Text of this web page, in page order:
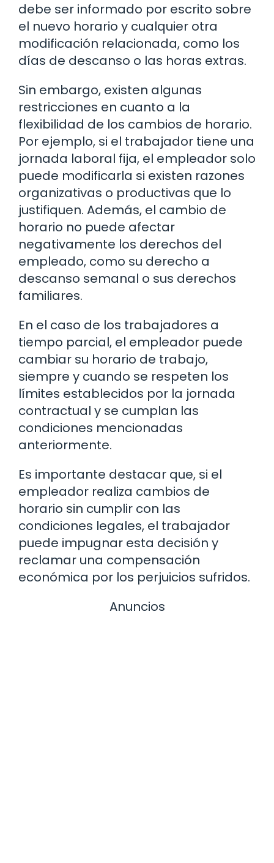
debe ser informado por escrito sobre
el nuevo horario y cualquier otra
modificación relacionada, como los
días de descanso o las horas extras.
Sin embargo, existen algunas
restricciones en cuanto a la
flexibilidad de los cambios de horario.
Por ejemplo, si el trabajador tiene una
jornada laboral fija, el empleador solo
puede modificarla si existen razones
organizativas o productivas que lo
justifiquen. Además, el cambio de
horario no puede afectar
negativamente los derechos del
empleado, como su derecho a
descanso semanal o sus derechos
familiares.
En el caso de los trabajadores a
tiempo parcial, el empleador puede
cambiar su horario de trabajo,
siempre y cuando se respeten los
límites establecidos por la jornada
contractual y se cumplan las
condiciones mencionadas
anteriormente.
Es importante destacar que, si el
empleador realiza cambios de
horario sin cumplir con las
condiciones legales, el trabajador
puede impugnar esta decisión y
reclamar una compensación
económica por los perjuicios sufridos.
Anuncios